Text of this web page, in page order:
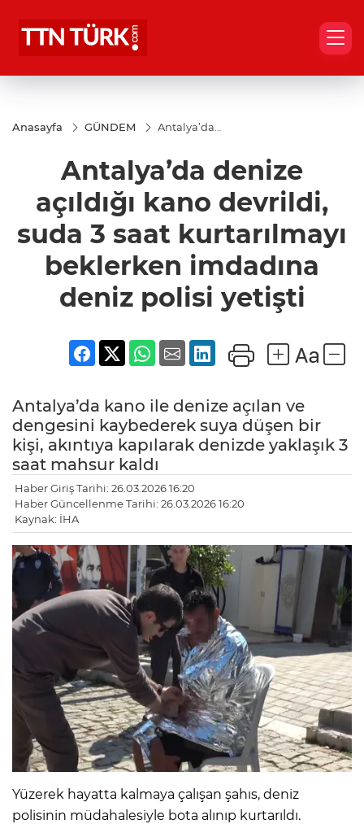
Anasayfa GÜNDEM
Antalya’da
kano
devrildi,
kurtarılmayı
imdadına
deniz polisi
Antalya’da denize
açıldığı kano devrildi,
suda 3 saat kurtarılmayı
beklerken imdadına
deniz polisi yetişti
Antalya’da kano ile denize açılan ve
dengesini kaybederek suya düşen bir
kişi, akıntıya kapılarak denizde yaklaşık 3
saat mahsur kaldı
Haber Giriş Tarihi: 26.03.2026 16:20
Haber Güncellenme Tarihi: 26.03.2026 16:20
Kaynak: İHA
Yüzerek hayatta kalmaya çalışan şahıs, deniz
polisinin müdahalesiyle bota alınıp kurtarıldı.